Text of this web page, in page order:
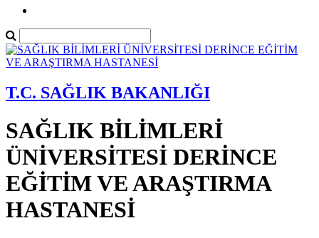
T.C. SAĞLIK BAKANLIĞI
SAĞLIK BİLİMLERİ
ÜNİVERSİTESİ DERİNCE
EĞİTİM VE ARAŞTIRMA
HASTANESİ